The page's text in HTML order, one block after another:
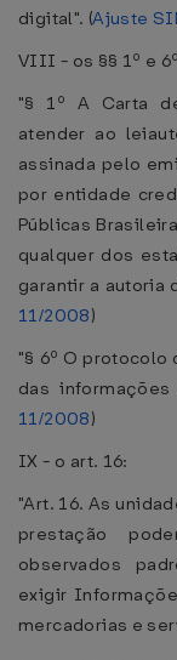
digital". (Ajuste
VIII - os §§ 1º e
"§ 1º A Carta
atender ao
assinada pelo
por entidade
Públicas
qualquer dos
garantir a autoria
11/2008)
"§ 6º O protocolo
das
11/2008)
IX - o art. 16:
"Art. 16. As
prestação
observados
exigir
mercadorias e